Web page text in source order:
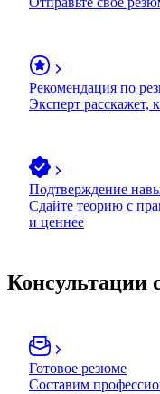
Рекомендация по
Эксперт расскажет,
Подтверждение
Сдайте теорию с
и ценнее
Консультации
Готовое резюме
Составим